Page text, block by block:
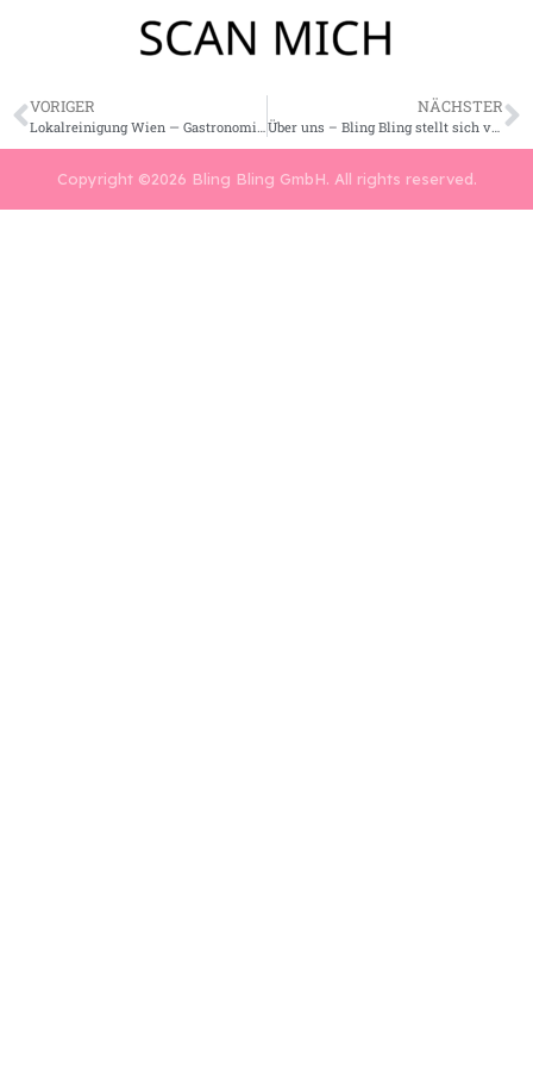
VORIGER
Lokalreinigung Wien — Gastronomie & Bar Hygiene HACCP
NÄCHSTER
Über uns – Bling Bling stellt sich vor
Copyright ©2026 Bling Bling GmbH. All rights reserved.